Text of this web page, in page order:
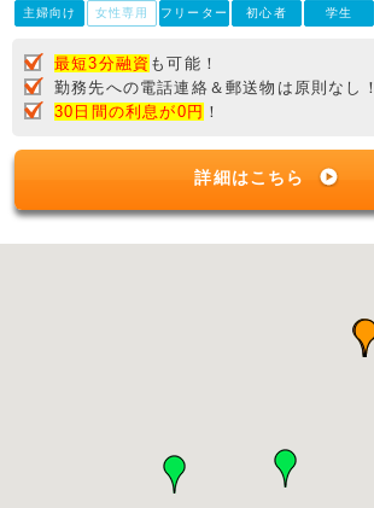
主婦向け 女性専用 フリーター 初心者 学生
最短3分融資 も可能！
勤務先への電話連絡＆郵送物は原則なし！
30日間の利息が0円 ！
詳細はこちら